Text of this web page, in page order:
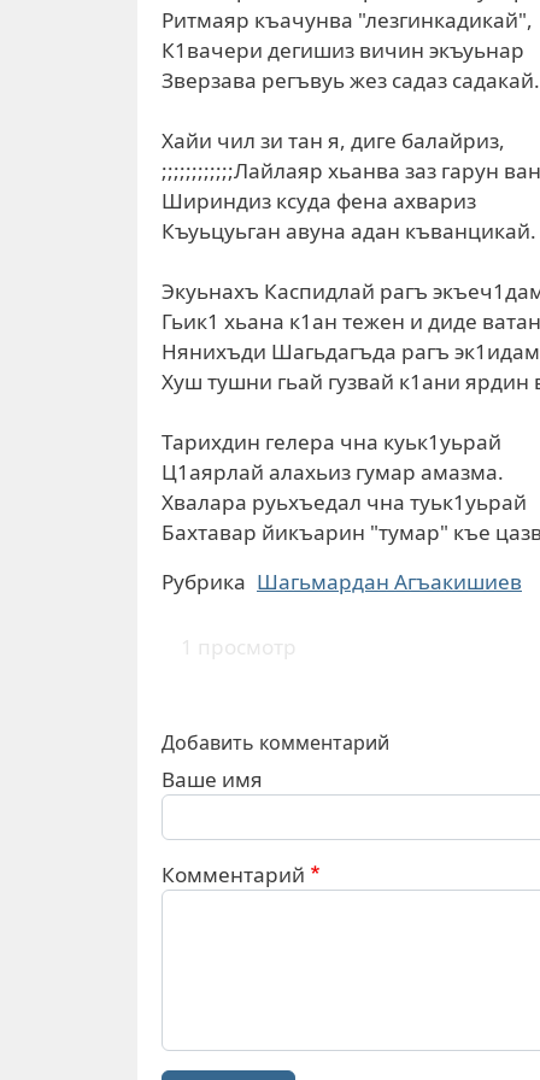
Ритмаяр къачунва "лезгинкадикай",
К1вачери дегишиз вичин экъуьнар
Зверзава регъвуь жез садаз садакай.
Хайи чил зи тан я, диге балайриз,
;;;;;;;;;;;;Лайлаяр хьанва заз гарун
Шириндиз ксуда фена ахвариз
Къуьцуьган авуна адан къванцикай.
Экуьнахъ Каспидлай рагъ
Гьик1 хьана к1ан тежен и диде
Нянихъди Шагьдагъда рагъ
Хуш тушни гьай гузвай к1ани ярдин
Тарихдин гелера чна куьк1уьрай
Ц1аярлай алахьиз гумар амазма.
Хвалара руьхъедал чна туьк1уьрай
Бахтавар йикъарин "тумар" къе
Рубрика Шагьмардан Агъакишиев
1 просмотр
Добавить комментарий
Ваше имя
Комментарий